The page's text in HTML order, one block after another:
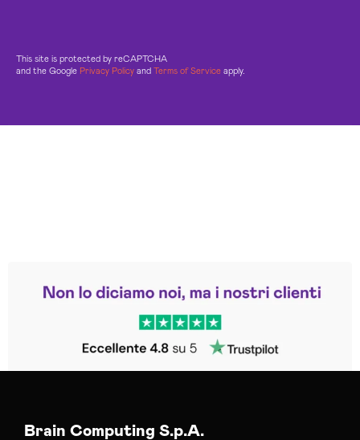
This site is protected by reCAPTCHA
and the Google Privacy Policy and Terms of Service apply.
Trustpilot
Brain Computing S.p.A.